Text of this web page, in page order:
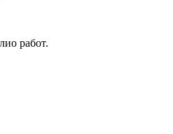
работ.